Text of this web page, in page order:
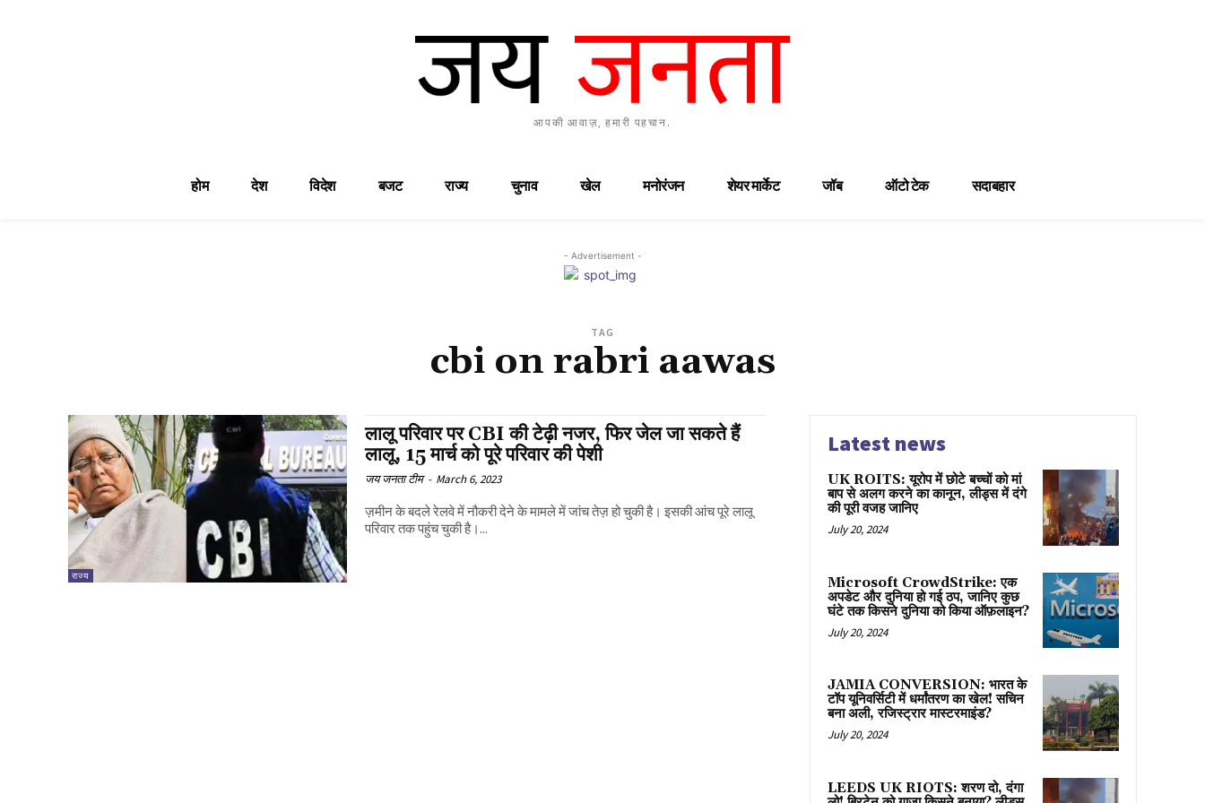
आपकी आवाज़, हमारी पहचान.
होम देश विदेश बजट राज्य चुनाव खेल मनोरंजन शेयर मार्केट जॉब ऑटो टेक सदाबहार
- Advertisement -
TAG
cbi on rabri aawas
राज्य
लालू परिवार पर CBI की टेढ़ी नजर, फिर जेल जा सकते हैं
लालू, 15 मार्च को पूरे परिवार की पेशी
जय जनता टीम - March 6, 2023
ज़मीन के बदले रेलवे में नौकरी देने के मामले में जांच तेज़ हो चुकी है। इसकी आंच पूरे लालू
परिवार तक पहुंच चुकी है।...
Latest news
UK ROITS: यूरोप में छोटे बच्चों को मां
बाप से अलग करने का कानून, लीड्स में दंगे
की पूरी वजह जानिए
July 20, 2024
Microsoft CrowdStrike: एक
अपडेट और दुनिया हो गई ठप, जानिए कुछ
घंटे तक किसने दुनिया को किया ऑफ़लाइन?
July 20, 2024
JAMIA CONVERSION: भारत के
टॉप यूनिवर्सिटी में धर्मांतरण का खेल! सचिन
बना अली, रजिस्ट्रार मास्टरमाइंड?
July 20, 2024
LEEDS UK RIOTS: शरण दो, दंगा